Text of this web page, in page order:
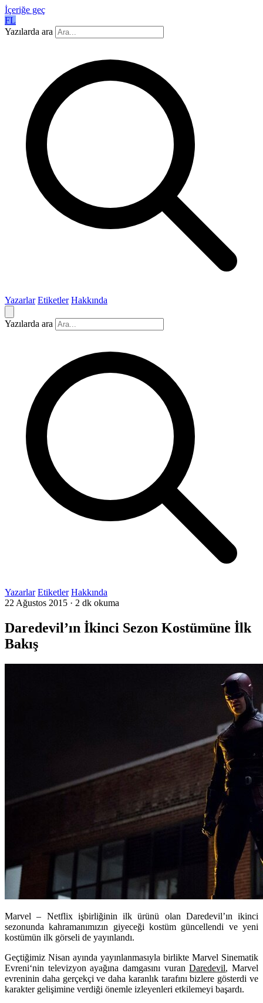
İçeriğe geç
FL
Yazılarda ara
Yazarlar Etiketler Hakkında
Yazılarda ara
Yazarlar Etiketler Hakkında
22 Ağustos 2015 · 2 dk okuma
Daredevil’ın İkinci Sezon Kostümüne İlk
Bakış
Marvel – Netflix işbirliğinin ilk ürünü olan Daredevil’ın ikinci
sezonunda kahramanımızın giyeceği kostüm güncellendi ve yeni
kostümün ilk görseli de yayınlandı.
Geçtiğimiz Nisan ayında yayınlanmasıyla birlikte Marvel Sinematik
Evreni‘nin televizyon ayağına damgasını vuranDaredevil,Marvel
evreninin daha gerçekçi ve daha karanlık tarafını bizlere gösterdi ve
karakter gelişimine verdiği önemle izleyenleri etkilemeyi başardı.